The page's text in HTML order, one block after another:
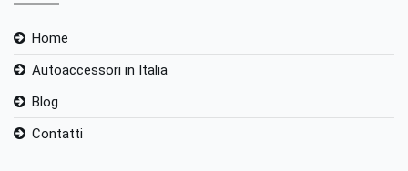
Home
Autoaccessori in Italia
Blog
Contatti